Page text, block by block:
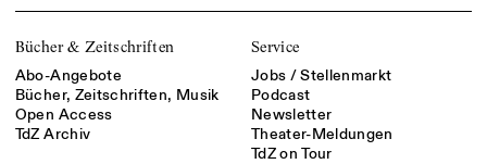
Bücher & Zeitschriften
Abo-Angebote
Bücher, Zeitschriften, Musik
Open Access
TdZ Archiv
Service
Jobs / Stellenmarkt
Podcast
Newsletter
Theater-Meldungen
TdZ on Tour